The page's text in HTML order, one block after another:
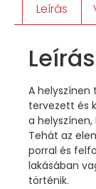
Leírás
Leírás
A
tervezett és
a
Tehát az
porral és
lakásában
történik.